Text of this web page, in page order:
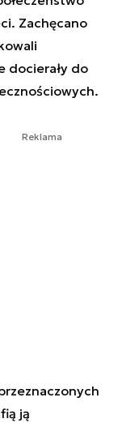
Zachęcano
docierały do
Reklama
ją